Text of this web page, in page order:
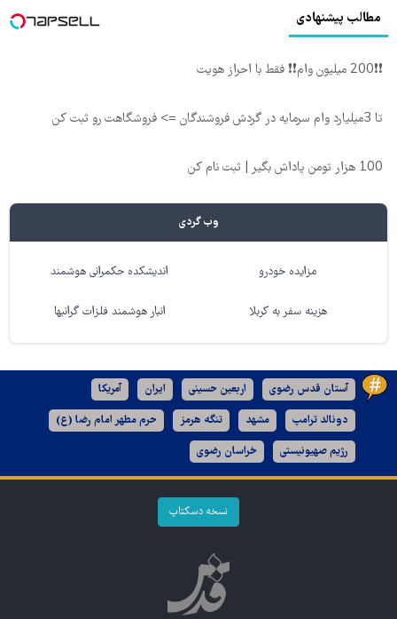
مطالب پیشنهادی
❗❗200 میلیون وام❗❗ فقط با احراز هویت
تا 3میلیارد وام سرمایه در گردش فروشندگان => فروشگاهت رو ثبت کن
100 هزار تومن پاداش بگیر | ثبت نام کن
وب گردی
مزایده خودرو اندیشکده حکمرانی هوشمند
هزینه سفر به کربلا انبار هوشمند فلزات گرانبها
آستان قدس رضوی اربعین حسینی ایران آمریکا
دونالد ترامپ مشهد تنگه هرمز حرم مطهر امام رضا (ع)
رژیم صهیونیستی خراسان رضوی
نسخه دسکتاپ